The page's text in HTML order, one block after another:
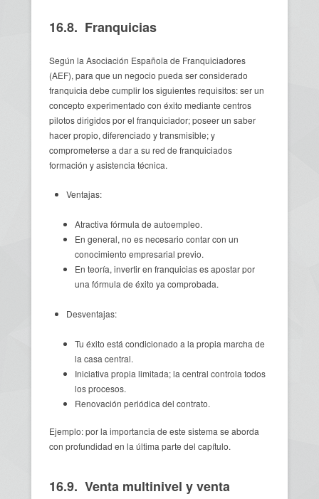
16.8. Franquicias
Según la Asociación Española de Franquiciadores
(AEF), para que un negocio pueda ser considerado
franquicia debe cumplir los siguientes requisitos: ser un
concepto experimentado con éxito mediante centros
pilotos dirigidos por el franquiciador; poseer un saber
hacer propio, diferenciado y transmisible; y
comprometerse a dar a su red de franquiciados
formación y asistencia técnica.
Ventajas:
Atractiva fórmula de autoempleo.
En general, no es necesario contar con un
conocimiento empresarial previo.
En teoría, invertir en franquicias es apostar por
una fórmula de éxito ya comprobada.
Desventajas:
Tu éxito está condicionado a la propia marcha de
la casa central.
Iniciativa propia limitada; la central controla todos
los procesos.
Renovación periódica del contrato.
Ejemplo: por la importancia de este sistema se aborda
con profundidad en la última parte del capítulo.
16.9. Venta multinivel y venta